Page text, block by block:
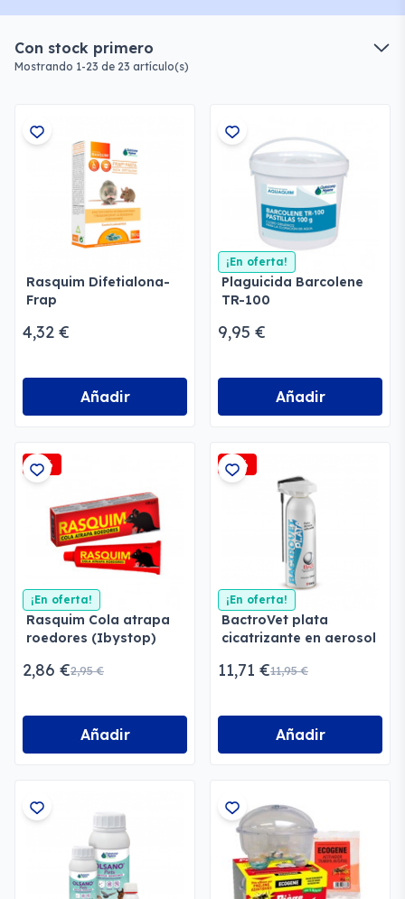
Con stock primero
Mostrando 1-23 de 23 artículo(s)
Rasquim Difetialona-
Frap
4,32 €
Añadir
¡En oferta!
Plaguicida Barcolene
TR-100
9,95 €
Añadir
-3%
¡En oferta!
Rasquim Cola atrapa
roedores (Ibystop)
2,86 €2,95 €
Añadir
-2%
¡En oferta!
BactroVet plata
cicatrizante en aerosol
11,71 €11,95 €
Añadir